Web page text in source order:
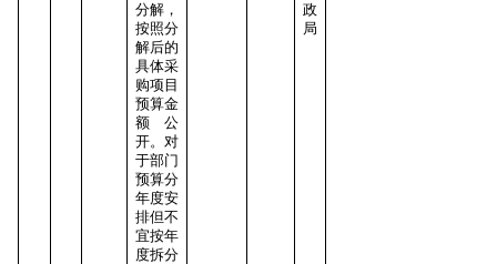
分解，
按照分
解后的
具体采
购项目
预算金
额公
开。对
于部门
预算分
年度安
排但不
宜按年
度拆分
政
局